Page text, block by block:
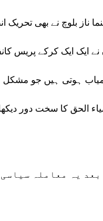
ناز بلوچ نے بھی
ایک ایک کرکے پریس
ہوتی ہیں جو مشکل
الحق کا سخت دور
بعد یہ معاملہ